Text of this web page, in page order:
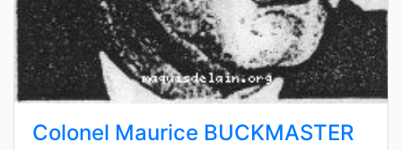
Colonel Maurice BUCKMASTER